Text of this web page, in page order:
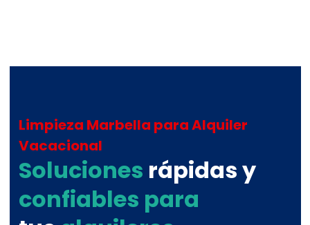
Limpieza Marbella para Alquiler
Vacacional
Soluciones rápidas y
confiables para